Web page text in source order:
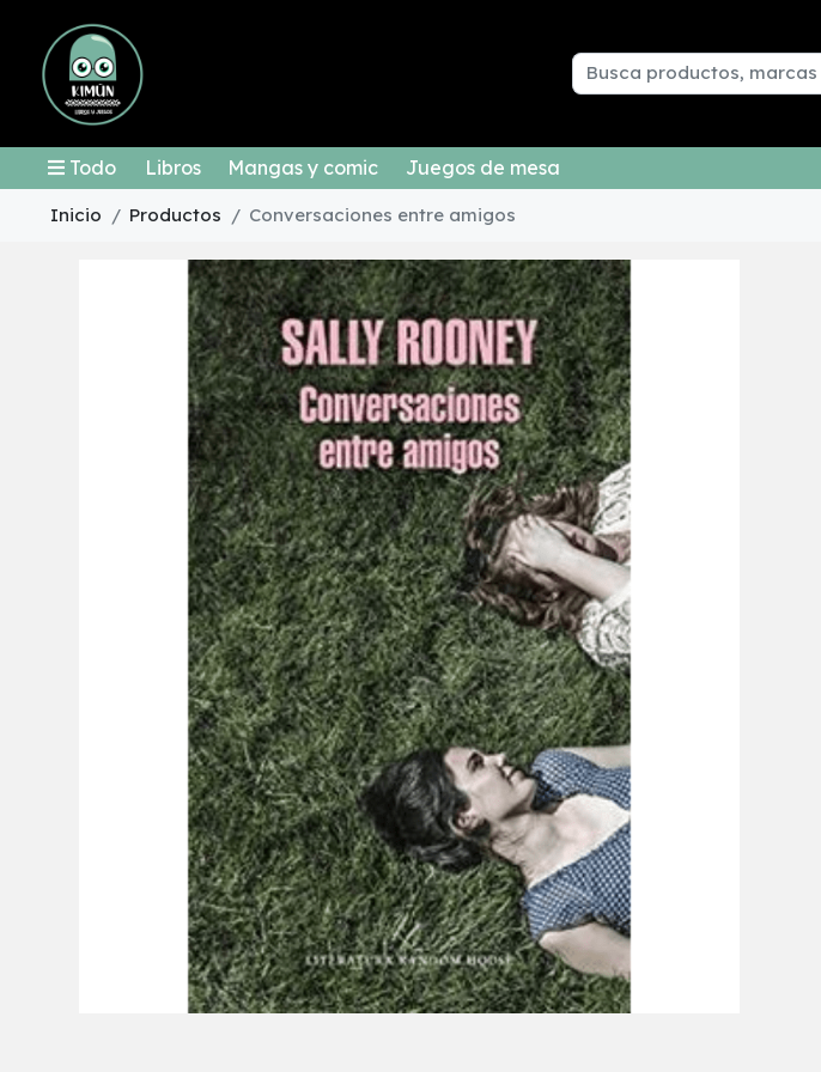
Todo Libros Mangas y comic Juegos de mesa
Inicio Productos Conversaciones entre amigos